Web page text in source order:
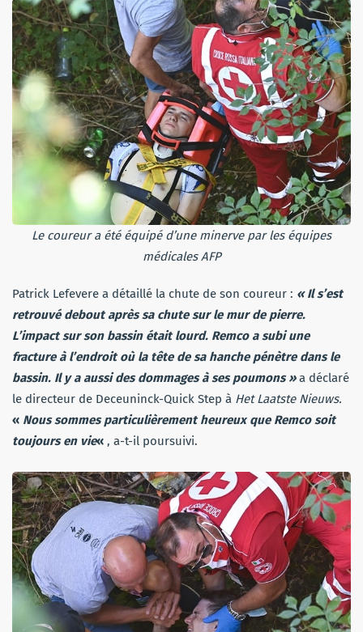
Le coureur a été équipé d’une minerve par les équipes
médicales AFP
Patrick Lefevere a détaillé la chute de son coureur : « Il s’est
retrouvé debout après sa chute sur le mur de pierre.
L’impact sur son bassin était lourd. Remco a subi une
fracture à l’endroit où la tête de sa hanche pénètre dans le
bassin. Il y a aussi des dommages à ses poumons »a déclaré
le directeur de Deceuninck-Quick Step à Het Laatste Nieuws.
« Nous sommes particulièrement heureux que Remco soit
toujours en vie« , a-t-il poursuivi.